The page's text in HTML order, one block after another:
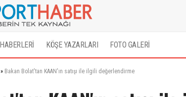
KÖŞE YAZARLARI FOTO GALERİ
» Bakan Bolat'tan KAAN'ın satışı ile ilgili değerlendirme